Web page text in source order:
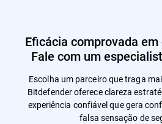
Eficácia comprovada
Fale com um
Escolha um parceiro que traga
Bitdefender oferece clareza
experiência confiável que gera
falsa sensação de